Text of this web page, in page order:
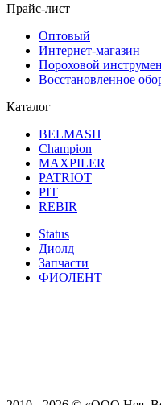
Прайс-лист
Оптовый
Интернет-магазин
Пороховой
Восстановленное
Каталог
BELMASH
Champion
MAXPILER
PATRIOT
PIT
REBIR
Status
Диолд
Запчасти
ФИОЛЕНТ